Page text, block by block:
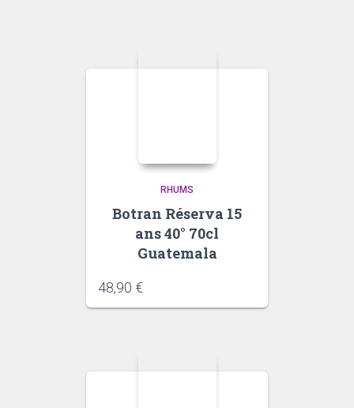
RHUMS
Botran Réserva 15
ans 40° 70cl
Guatemala
48,90 €